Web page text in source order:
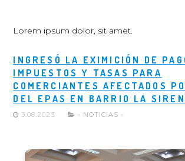
Lorem ipsum dolor, sit amet.
INGRESÓ LA EXIMICIÓN DE
IMPUESTOS Y TASAS PARA
COMERCIANTES AFECTADOS
DEL EPAS EN BARRIO LA
3.08.2023 - NOTICIAS -